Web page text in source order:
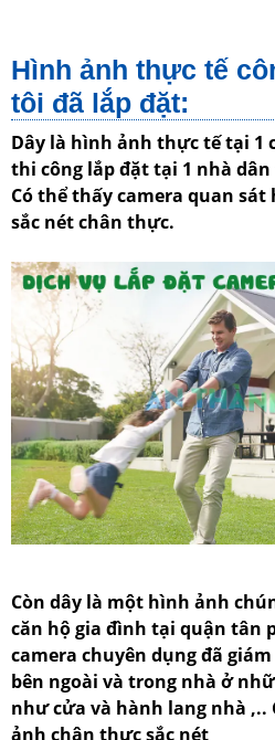
Hình ảnh thực tế
tôi đã lắp đặt:
Dây là hình ảnh thực tế tại 1
thi công lắp đặt tại 1 nhà
Có thể thấy camera quan
sắc nét chân thực.
Còn dây là một hình ảnh
căn hộ gia đình tại quận tân
camera chuyên dụng đã
bên ngoài và trong nhà ở
như cửa và hành lang nhà
ảnh chân thực sắc nét